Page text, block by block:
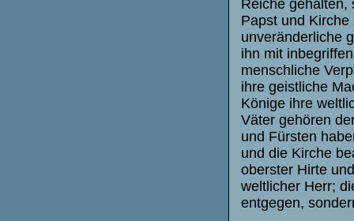
Reiche gehalten,
Papst und
unveränderliche
ihn mit
menschliche
ihre geistliche
Könige ihre
Väter gehören
und Fürsten
und die Kirche
oberster Hirte
weltlicher Herr;
entgegen,